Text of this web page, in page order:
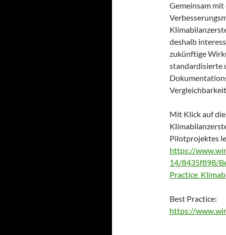
Gemeinsam
deshalb
zukünftige
standardisierte
Mit Klick auf
Pilotprojektes
https://
14/8435f898/
Best Practice:
https://